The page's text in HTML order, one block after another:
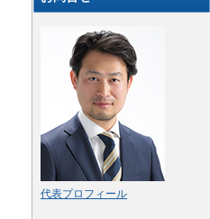
代表プロフィール